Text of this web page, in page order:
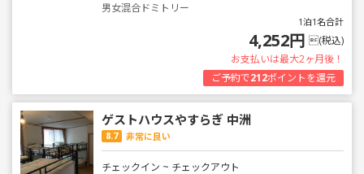
男女混合ドミトリー
1泊1名合計
4,252円 (税込)
お支払いは最大2ヶ月後！
ご予約で212ポイントを還元
ゲストハウスやすらぎ 中洲
8.7 非常に良い
チェックイン ~ チェックアウト